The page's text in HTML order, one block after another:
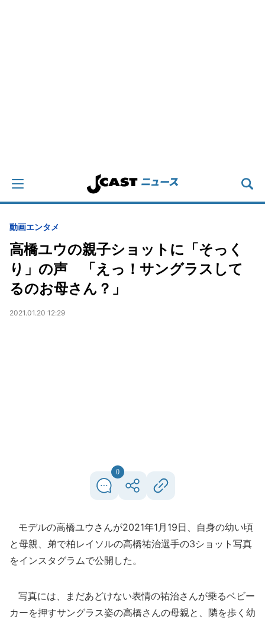
動画エンタメ
高橋ユウの親子ショットに「そっく
り」の声 「えっ！サングラスして
るのお母さん？」
2021.01.20 12:29
0
モデルの高橋ユウさんが2021年1月19日、自身の幼い頃
と母親、弟で柏レイソルの高橋祐治選手の3ショット写真
をインスタグラムで公開した。
写真には、まだあどけない表情の祐治さんが乗るベビー
カーを押すサングラス姿の高橋さんの母親と、隣を歩く幼